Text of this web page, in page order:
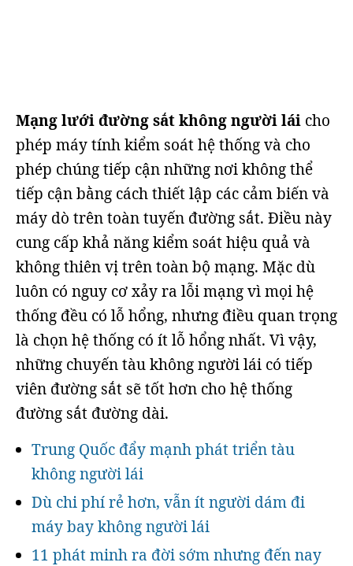
Mạng lưới đường sắt không người lái cho
phép máy tính kiểm soát hệ thống và cho
phép chúng tiếp cận những nơi không thể
tiếp cận bằng cách thiết lập các cảm biến và
máy dò trên toàn tuyến đường sắt. Điều này
cung cấp khả năng kiểm soát hiệu quả và
không thiên vị trên toàn bộ mạng. Mặc dù
luôn có nguy cơ xảy ra lỗi mạng vì mọi hệ
thống đều có lỗ hổng, nhưng điều quan trọng
là chọn hệ thống có ít lỗ hổng nhất. Vì vậy,
những chuyến tàu không người lái có tiếp
viên đường sắt sẽ tốt hơn cho hệ thống
đường sắt đường dài.
Trung Quốc đẩy mạnh phát triển tàu
không người lái
Dù chi phí rẻ hơn, vẫn ít người dám đi
máy bay không người lái
11 phát minh ra đời sớm nhưng đến nay